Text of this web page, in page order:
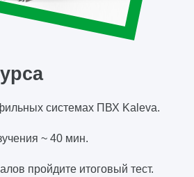
системах ПВХ Kaleva.
~ 40 мин.
пройдите итоговый тест.